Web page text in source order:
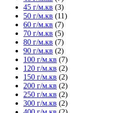
45 г/м.кв (3)
50 г/м.кв (11)
60 г/м.кв (7)
70 г/м.кв (5)
80 г/м.кв (7)
90 г/м.кв (2)
100 г/м.кв (7)
120 г/м.кв (2)
150 г/м.кв (2)
200 г/м.кв (2)
250 г/м.кв (2)
300 г/м.кв (2)